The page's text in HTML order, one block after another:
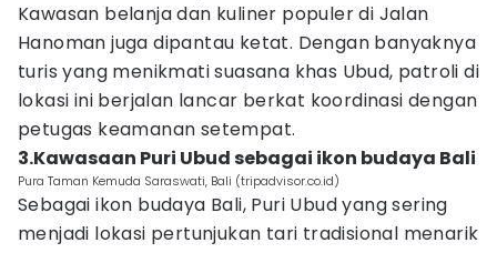
Kawasan belanja dan kuliner populer di Jalan
Hanoman juga dipantau ketat. Dengan banyaknya
turis yang menikmati suasana khas Ubud, patroli di
lokasi ini berjalan lancar berkat koordinasi dengan
petugas keamanan setempat.
3.Kawasaan Puri Ubud sebagai ikon budaya Bali
Pura Taman Kemuda Saraswati, Bali (tripadvisor.co.id)
Sebagai ikon budaya Bali, Puri Ubud yang sering
menjadi lokasi pertunjukan tari tradisional menarik